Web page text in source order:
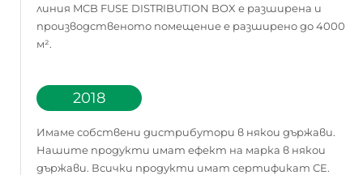
линия MCB FUSE DISTRIBUTION BOX е разширена и
производственото помещение е разширено до 4000
м².
2018
Имаме собствени дистрибутори в някои държави.
Нашите продукти имат ефект на марка в някои
държави. Всички продукти имат сертификат CE.